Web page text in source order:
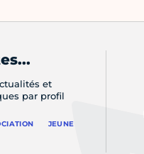
et
par profil
JEUNE